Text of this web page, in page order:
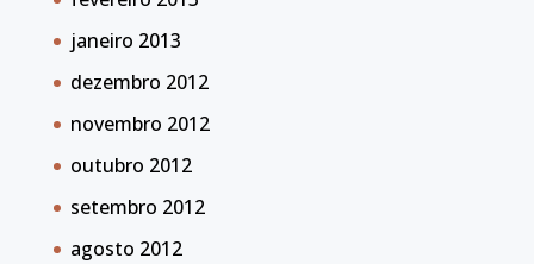
janeiro 2013
dezembro 2012
novembro 2012
outubro 2012
setembro 2012
agosto 2012